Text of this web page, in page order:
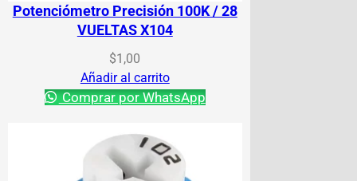
Potenciómetro Precisión 100K / 28
VUELTAS X104
$1,00
Añadir al carrito
Comprar por WhatsApp